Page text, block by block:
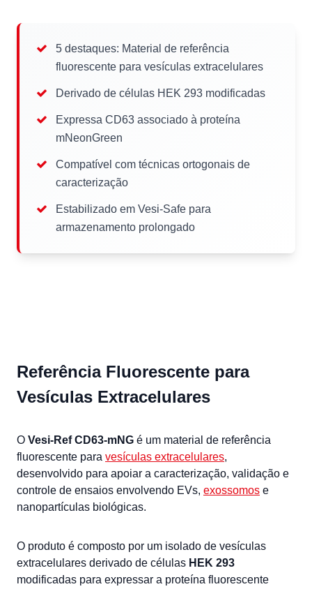
5 destaques: Material de referência
fluorescente para vesículas extracelulares
Derivado de células HEK 293 modificadas
Expressa CD63 associado à proteína
mNeonGreen
Compatível com técnicas ortogonais de
caracterização
Estabilizado em Vesi-Safe para
armazenamento prolongado
Referência Fluorescente para
Vesículas Extracelulares
O Vesi-Ref CD63-mNG é um material de referência
fluorescente para vesículas extracelulares,
desenvolvido para apoiar a caracterização, validação e
controle de ensaios envolvendo EVs, exossomos e
nanopartículas biológicas.
O produto é composto por um isolado de vesículas
extracelulares derivado de células HEK 293
modificadas para expressar a proteína fluorescente